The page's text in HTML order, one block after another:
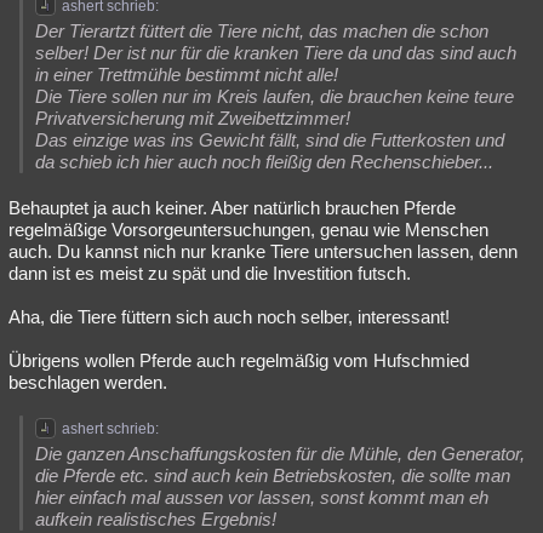
ashert schrieb:
Der Tierartzt füttert die Tiere nicht, das machen die schon
selber! Der ist nur für die kranken Tiere da und das sind auch
in einer Trettmühle bestimmt nicht alle!
Die Tiere sollen nur im Kreis laufen, die brauchen keine teure
Privatversicherung mit Zweibettzimmer!
Das einzige was ins Gewicht fällt, sind die Futterkosten und
da schieb ich hier auch noch fleißig den Rechenschieber...
Behauptet ja auch keiner. Aber natürlich brauchen Pferde
regelmäßige Vorsorgeuntersuchungen, genau wie Menschen
auch. Du kannst nich nur kranke Tiere untersuchen lassen, denn
dann ist es meist zu spät und die Investition futsch.
Aha, die Tiere füttern sich auch noch selber, interessant!
Übrigens wollen Pferde auch regelmäßig vom Hufschmied
beschlagen werden.
ashert schrieb:
Die ganzen Anschaffungskosten für die Mühle, den Generator,
die Pferde etc. sind auch kein Betriebskosten, die sollte man
hier einfach mal aussen vor lassen, sonst kommt man eh
aufkein realistisches Ergebnis!